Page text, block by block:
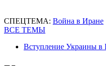
СПЕЦТЕМА: Война в Иране
ВСЕ ТЕМЫ
Вступление Украины в